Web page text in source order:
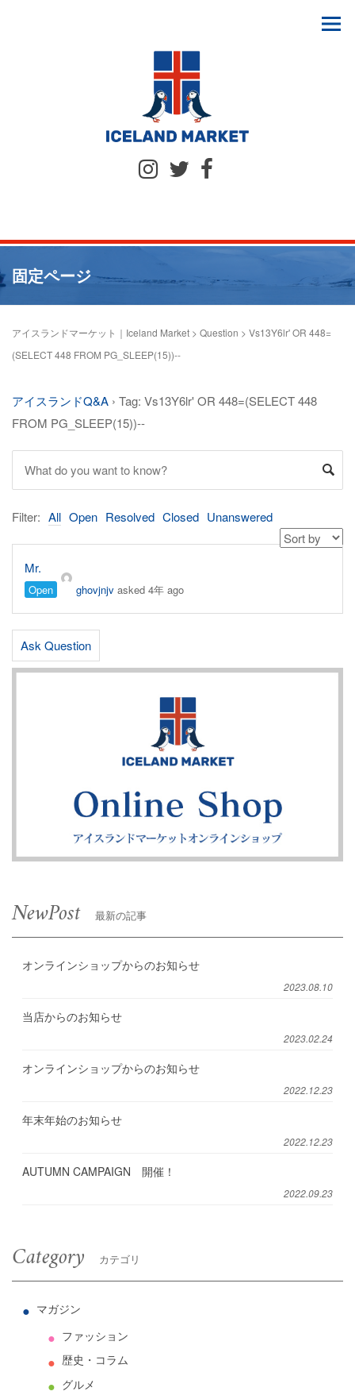
固定ページ
アイスランドマーケット｜Iceland Market > Question > Vs13Y6lr' OR 448=
(SELECT 448 FROM PG_SLEEP(15))--
アイスランドQ&A › Tag: Vs13Y6lr' OR 448=(SELECT 448
FROM PG_SLEEP(15))--
Filter: All Open Resolved Closed Unanswered
Mr.
Open ghovjnjv asked 4年 ago
Ask Question
NewPost 最新の記事
オンラインショップからのお知らせ
2023.08.10
当店からのお知らせ
2023.02.24
オンラインショップからのお知らせ
2022.12.23
年末年始のお知らせ
2022.12.23
AUTUMN CAMPAIGN 開催！
2022.09.23
Category カテゴリ
マガジン
ファッション
歴史・コラム
グルメ